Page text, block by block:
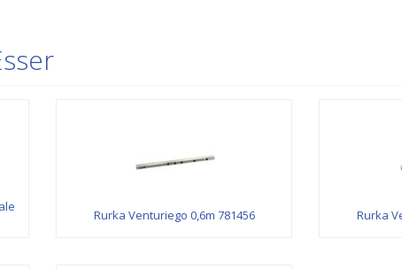
Rurka Venturiego 0,6m 781456 Rurka